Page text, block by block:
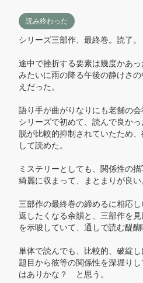
読み終わった
シリーズ三部作、最終巻。読了。
途中で挫折する要素は幾度かあ
みたいに雨の降る午後の静けさ
えだった。
語り手が曲がりなりにも老舗の
シリーズで初めて、読んで良か
脱が比較的抑制されていたため
して読めた。
ミステリーとしても、関係性の
綺麗に収まって、まとまりが良い
三部作の最終巻の締めるに相応
返したくなる余韻と、三部作を
を示唆していて、通しで読む醍醐
単体で読んでも、比較的、破綻
題目から彼等の関係性を深堀り
はありかな？　と思う。